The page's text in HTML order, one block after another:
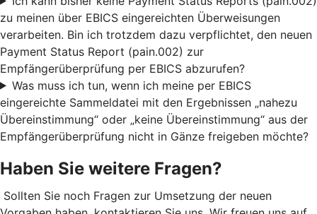
zu meinen über EBICS eingereichten Überweisungen
verarbeiten. Bin ich trotzdem dazu verpflichtet, den neuen
Payment Status Report (pain.002) zur
Empfängerüberprüfung per EBICS abzurufen?
Was muss ich tun, wenn ich meine per EBICS
eingereichte Sammeldatei mit den Ergebnissen „nahezu
Übereinstimmung“ oder „keine Übereinstimmung“ aus der
Empfängerüberprüfung nicht in Gänze freigeben möchte?
Haben Sie weitere Fragen?
Sollten Sie noch Fragen zur Umsetzung der neuen